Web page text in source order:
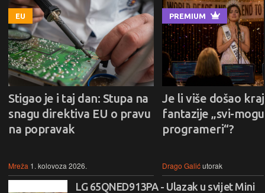
EU
Stigao je i taj dan: Stupa na
snagu direktiva EU o pravu
na popravak
Mreža 1. kolovoza 2026.
PREMIUM
Je li više došao kraj
fantazije „svi-
programeri“?
Drago Galićutorak
LG 65QNED913PA - Ulazak u svijet Mini